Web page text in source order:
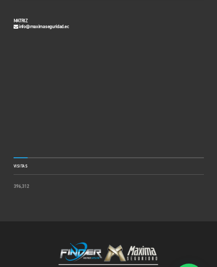
MATRIZ
info@maximaseguridad.ec
VISITAS
396,312